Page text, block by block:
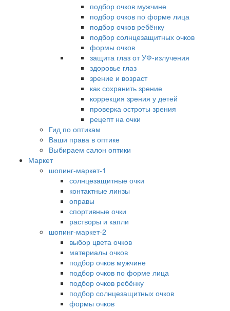
подбор очков мужчине
подбор очков по форме лица
подбор очков ребёнку
подбор солнцезащитных очков
формы очков
защита глаз от УФ-излучения
здоровье глаз
зрение и возраст
как сохранить зрение
коррекция зрения у детей
проверка остроты зрения
рецепт на очки
Гид по оптикам
Ваши права в оптике
Выбираем салон оптики
Маркет
шопинг-маркет-1
солнцезащитные очки
контактные линзы
оправы
спортивные очки
растворы и капли
шопинг-маркет-2
выбор цвета очков
материалы очков
подбор очков мужчине
подбор очков по форме лица
подбор очков ребёнку
подбор солнцезащитных очков
формы очков